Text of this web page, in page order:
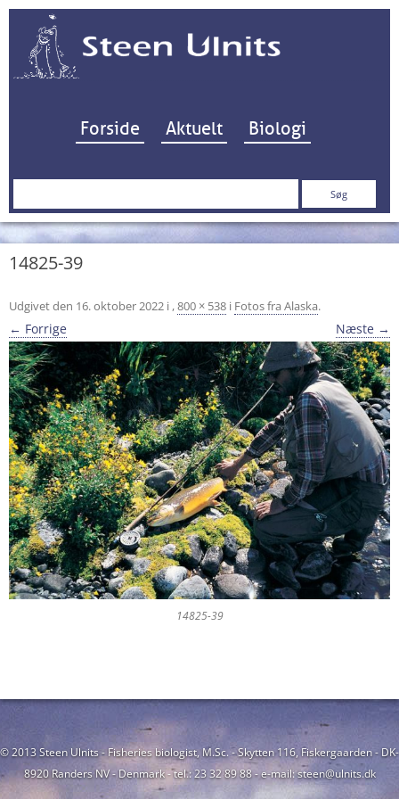
Hop til indhold
Forside Aktuelt Biologi
Søg
14825-39
Udgivet den 16. oktober 2022 i ,800 × 538 i Fotos fra Alaska.
← Forrige Næste →
14825-39
© 2013 Steen Ulnits - Fisheries biologist, M.Sc. - Skytten 116, Fiskergaarden - DK-
8920 Randers NV - Denmark - tel.: 23 32 89 88 - e-mail: steen@ulnits.dk